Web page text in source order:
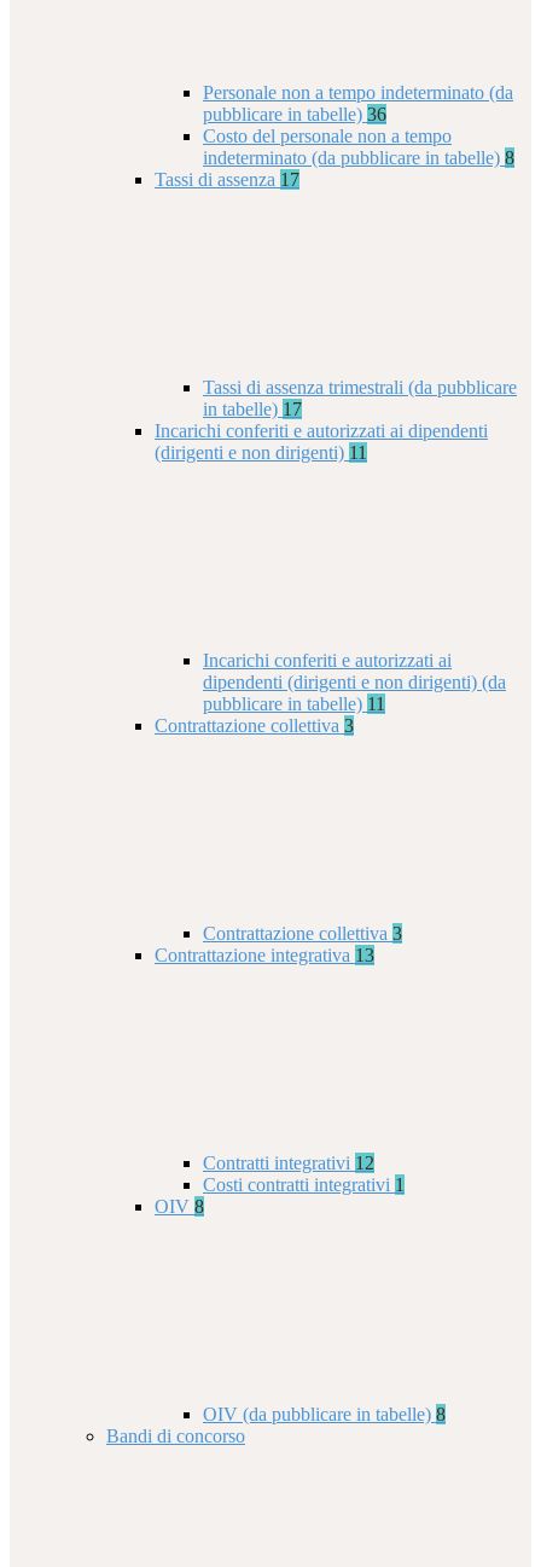
Personale non a tempo indeterminato (da
pubblicare in tabelle) 36
Costo del personale non a tempo
indeterminato (da pubblicare in tabelle) 8
Tassi di assenza 17
Tassi di assenza trimestrali (da pubblicare
in tabelle) 17
Incarichi conferiti e autorizzati ai dipendenti
(dirigenti e non dirigenti) 11
Incarichi conferiti e autorizzati ai
dipendenti (dirigenti e non dirigenti) (da
pubblicare in tabelle) 11
Contrattazione collettiva 3
Contrattazione collettiva 3
Contrattazione integrativa 13
Contratti integrativi 12
Costi contratti integrativi 1
OIV 8
OIV (da pubblicare in tabelle) 8
Bandi di concorso